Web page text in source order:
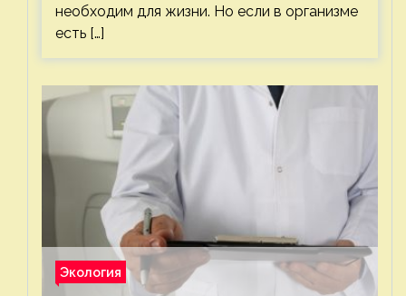
необходим для жизни. Но если в организме
есть […]
Экология